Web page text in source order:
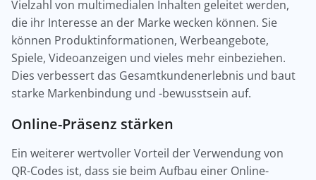
Vielzahl von multimedialen Inhalten geleitet werden,
die ihr Interesse an der Marke wecken können. Sie
können Produktinformationen, Werbeangebote,
Spiele, Videoanzeigen und vieles mehr einbeziehen.
Dies verbessert das Gesamtkundenerlebnis und baut
starke Markenbindung und -bewusstsein auf.
Online-Präsenz stärken
Ein weiterer wertvoller Vorteil der Verwendung von
QR-Codes ist, dass sie beim Aufbau einer Online-